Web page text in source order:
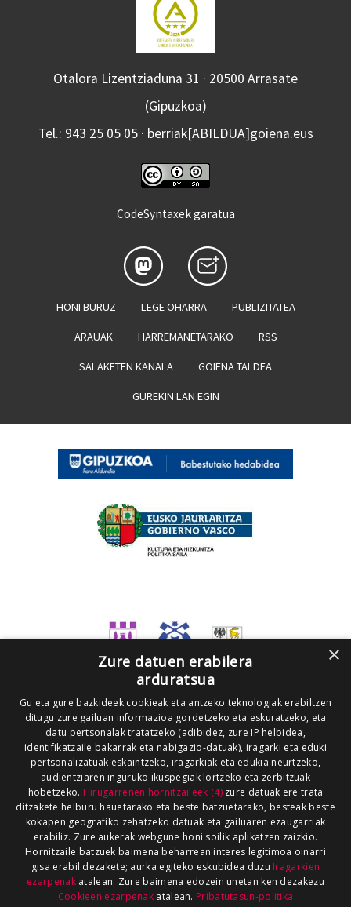
Otalora Lizentziaduna 31 · 20500 Arrasate
(Gipuzkoa)
Tel.: 943 25 05 05 · berriak[ABILDUA]goiena.eus
CodeSyntaxek garatua
HONI BURUZ LEGE OHARRA PUBLIZITATEA
ARAUAK HARREMANETARAKO RSS
SALAKETEN KANALA GOIENA TALDEA
GUREKIN LAN EGIN
×
Zure datuen erabilera
arduratsua
Gu eta gure bazkideek cookieak eta antzeko teknologiak erabiltzen
ditugu zure gailuan informazioa gordetzeko eta eskuratzeko, eta
datu pertsonalak tratatzeko (adibidez, zure IP helbidea,
identifikatzaile bakarrak eta nabigazio-datuak), iragarki eta eduki
pertsonalizatuak eskaintzeko, iragarkiak eta edukia neurtzeko,
audientziaren inguruko ikuspegiak lortzeko eta zerbitzuak
hobetzeko. Hirugarrenen hornitzaileek (4)zure datuak ere trata
ditzakete helburu hauetarako eta beste batzuetarako, besteak beste
kokapen geografiko zehatzeko datuak eta gailuaren ezaugarriak
erabiliz. Zure aukerak webgune honi soilik aplikatzen zaizkio.
Hornitzaile batzuek baimena beharrean interes legitimoa oinarri
gisa erabil dezakete; aurka egiteko eskubidea duzu Iragarkien
ezarpenakatalean. Zure baimena edozein unetan ken dezakezu
Cookieen ezarpenak atalean. Pribatutasun-politika